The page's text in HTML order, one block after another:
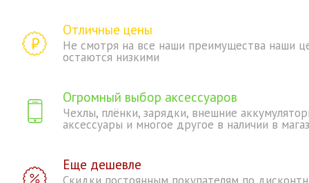
Отличные цены
Не смотря на все наши преимущества наши
остаются низкими
Огромный выбор аксессуаров
Чехлы, плёнки, зарядки, внешние
аксессуары и многое другое в наличии в
Еще дешевле